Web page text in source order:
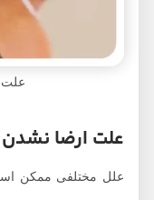
علت
علت ارضا نشدن
علل مختلفی ممکن است بر